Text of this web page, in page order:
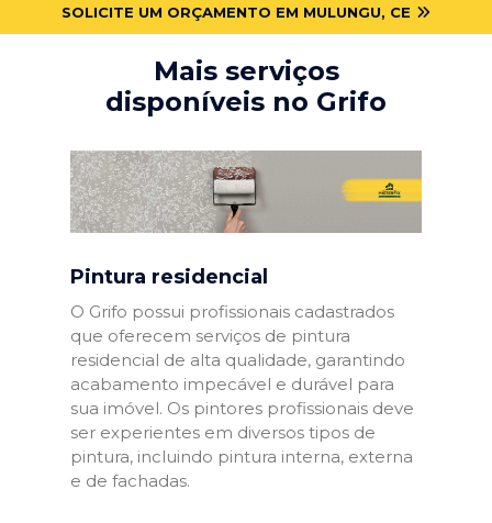
SOLICITE UM ORÇAMENTO EM MULUNGU, CE
Mais serviços
disponíveis no Grifo
Pintura residencial
O Grifo possui profissionais cadastrados
que oferecem serviços de pintura
residencial de alta qualidade, garantindo
acabamento impecável e durável para
sua imóvel. Os pintores profissionais deve
ser experientes em diversos tipos de
pintura, incluindo pintura interna, externa
e de fachadas.